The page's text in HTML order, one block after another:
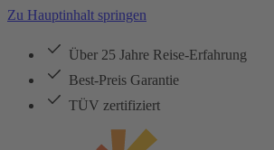
Zu Hauptinhalt springen
Über 25 Jahre Reise-Erfahrung
Best-Preis Garantie
TÜV zertifiziert